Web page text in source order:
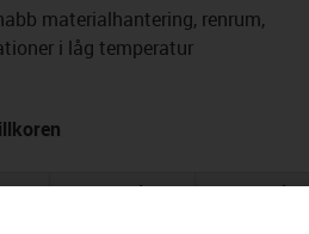
materialhantering, renrum,
i låg temperatur
7,5 miljon 10 miljon